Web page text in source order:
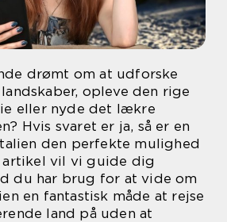
drømt om at udforske
opleve den rige
eller nyde det lækre
Hvis svaret er ja, så er en
den perfekte mulighed
vil vi guide dig
du har brug for at vide om
en fantastisk måde at rejse
land på uden at